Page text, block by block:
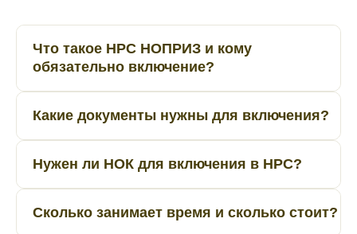
Что такое НРС НОПРИЗ и кому
обязательно включение?
Какие документы нужны для включения?
Нужен ли НОК для включения в НРС?
Сколько занимает время и сколько стоит?